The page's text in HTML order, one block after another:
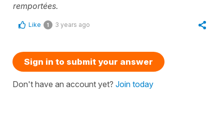
remportées.
Like 1 3 years ago
Sign in to submit your answer
Don't have an account yet? Join today